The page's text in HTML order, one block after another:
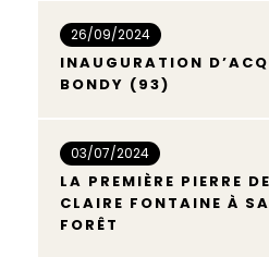
26/09/2024
INAUGURATION
BONDY (93)
03/07/2024
LA PREMIÈRE PIERRE
CLAIRE FONTAINE À
FORÊT